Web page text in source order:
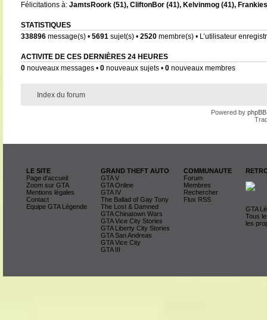
Félicitations à: JamtsRoork(51), CliftonBor(41), Kelvinmog(41),
STATISTIQUES
338896message(s) • 5691sujet(s) • 2520membre(s) • L’utilisateur
ACTIVITE DE CES DERNIÈRES 24 HEURES
0nouveaux messages • 0nouveaux sujets • 0nouveaux membres
Index du forum
Powered by phpBB
LE SITE
Page d'accueil
Zoom sur GTA
Mentions légales
Contact
Equipe GTA Légende
GRAND THEFT AUTO
GTA V
GTA Online
GTA IV
The Ballad of Gay Tony
The Lost & Damned
GTA Chinatown Wars
GTA Vice City Stories
GTA Liberty City Stories
GTA San Andreas
GTA Vice City
GTA III
COMMUNAUTE
Forum
Membres
Rechercher
Flux RSS
GTA
Tous
les